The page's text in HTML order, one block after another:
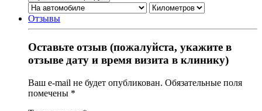
Отзывы
Оставьте отзыв (пожалуйста, укажите в
отзыве дату и время визита в клинику)
Ваш e-mail не будет опубликован. Обязательные поля
помечены *